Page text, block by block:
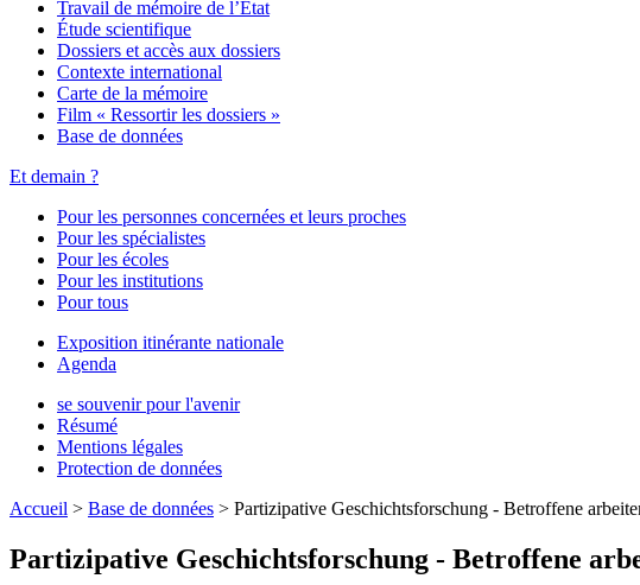
Travail de mémoire de l’État
Étude scientifique
Dossiers et accès aux dossiers
Contexte international
Carte de la mémoire
Film « Ressortir les dossiers »
Base de données
Et demain ?
Pour les personnes concernées et leurs proches
Pour les spécialistes
Pour les écoles
Pour les institutions
Pour tous
Exposition itinérante nationale
Agenda
se souvenir pour l'avenir
Résumé
Mentions légales
Protection de données
Accueil > Base de données > Partizipative Geschichtsforschung - Betroffene
Partizipative Geschichtsforschung - Betroffene